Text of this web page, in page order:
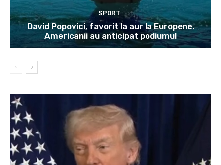
SPORT
David Popovici, favorit la aur la Europene.
Americanii au anticipat podiumul